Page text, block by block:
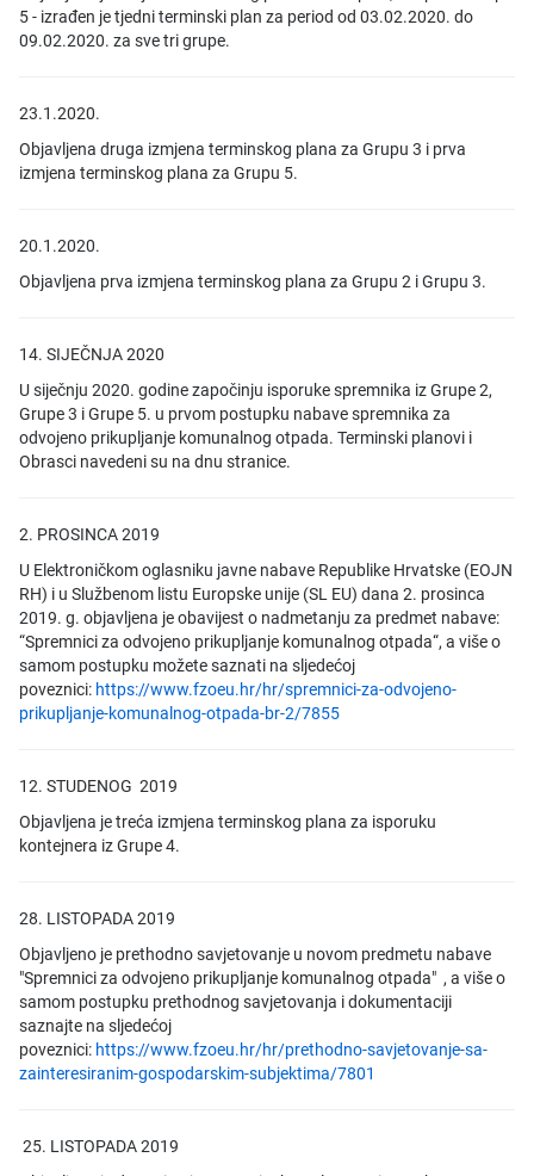
5 - izrađen je tjedni terminski plan za period od 03.02.2020. do
09.02.2020. za sve tri grupe.
23.1.2020.
Objavljena druga izmjena terminskog plana za Grupu 3 i prva
izmjena terminskog plana za Grupu 5.
20.1.2020.
Objavljena prva izmjena terminskog plana za Grupu 2 i Grupu 3.
14. SIJEČNJA 2020
U siječnju 2020. godine započinju isporuke spremnika iz Grupe 2,
Grupe 3 i Grupe 5. u prvom postupku nabave spremnika za
odvojeno prikupljanje komunalnog otpada. Terminski planovi i
Obrasci navedeni su na dnu stranice.
2. PROSINCA 2019
U Elektroničkom oglasniku javne nabave Republike Hrvatske (EOJN
RH) i u Službenom listu Europske unije (SL EU) dana 2. prosinca
2019. g. objavljena je obavijest o nadmetanju za predmet nabave:
“Spremnici za odvojeno prikupljanje komunalnog otpada“, a više o
samom postupku možete saznati na sljedećoj
poveznici: https://www.fzoeu.hr/hr/spremnici-za-odvojeno-
prikupljanje-komunalnog-otpada-br-2/7855
12. STUDENOG 2019
Objavljena je treća izmjena terminskog plana za isporuku
kontejnera iz Grupe 4.
28. LISTOPADA 2019
Objavljeno je prethodno savjetovanje u novom predmetu nabave
"Spremnici za odvojeno prikupljanje komunalnog otpada" , a više o
samom postupku prethodnog savjetovanja i dokumentaciji
saznajte na sljedećoj
poveznici: https://www.fzoeu.hr/hr/prethodno-savjetovanje-sa-
zainteresiranim-gospodarskim-subjektima/7801
25. LISTOPADA 2019